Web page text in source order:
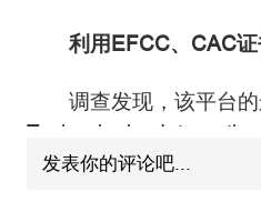
利用EFCC、CAC
调查发现，该平台
Technologies
运营。该公司于2024年
事务委员会（CAC）注
发表你的评论吧...